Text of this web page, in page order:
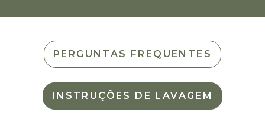
PERGUNTAS FREQUENTES
INSTRUÇÕES DE LAVAGEM